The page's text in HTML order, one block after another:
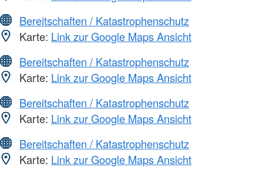
Bereitschaften / Katastrophenschutz
Karte: Link zur Google Maps Ansicht
Bereitschaften / Katastrophenschutz
Karte: Link zur Google Maps Ansicht
Bereitschaften / Katastrophenschutz
Karte: Link zur Google Maps Ansicht
Bereitschaften / Katastrophenschutz
Karte: Link zur Google Maps Ansicht